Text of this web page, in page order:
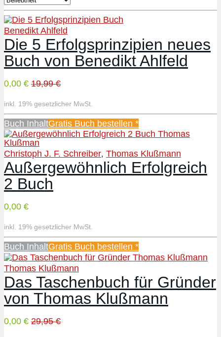
Benedikt Ahlfeld
Die 5 Erfolgsprinzipien neues
Buch von Benedikt Ahlfeld
0,00 € 19,99 €
inkl. 19% gesetzlicher MwSt.
Buch InhaltGratis Buch bestellen *
Christoph J. F. Schreiber, Thomas Klußmann
Außergewöhnlich Erfolgreich
2 Buch
0,00 €
inkl. 19% gesetzlicher MwSt.
Buch InhaltGratis Buch bestellen *
Thomas Klußmann
Das Taschenbuch für Gründer
von Thomas Klußmann
0,00 € 29,95 €